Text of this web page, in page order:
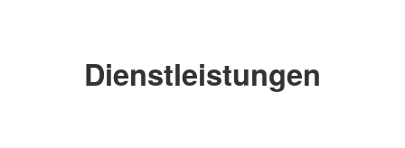
Dienstleistungen